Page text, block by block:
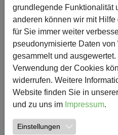
10.07.2019
grundlegende Funktionalität
anderen können wir mit
für Sie immer weiter
pseudonymisierte Daten
gesammelt und
Verwendung der Cookies
widerrufen. Weitere
Website finden Sie in unserer
und zu uns im Impressum.
Einstellungen